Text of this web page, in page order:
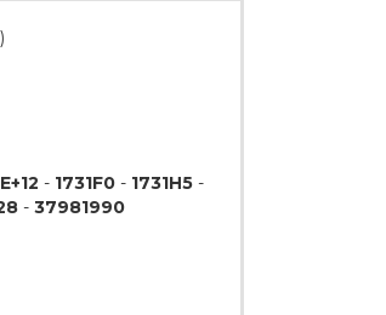
- 1731F0 - 1731H5 -
- 37981990